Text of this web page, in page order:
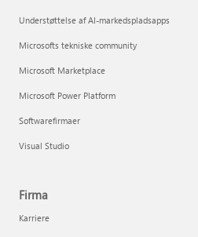
Understøttelse af AI-markedspladsapps
Microsofts tekniske community
Microsoft Marketplace
Microsoft Power Platform
Softwarefirmaer
Visual Studio
Firma
Karriere